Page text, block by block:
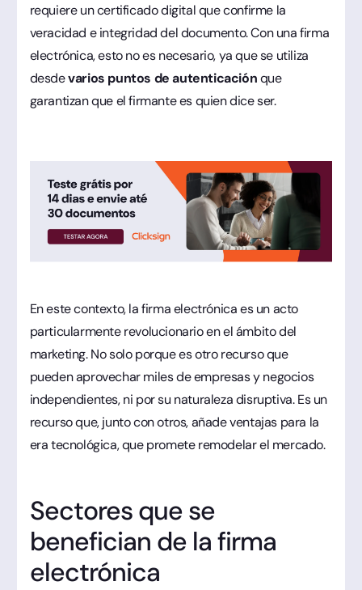
requiere un certificado digital que confirme la
veracidad e integridad del documento. Con una firma
electrónica, esto no es necesario, ya que se utiliza
desdevarios puntos de autenticaciónque
garantizan que el firmante es quien dice ser.
En este contexto, la firma electrónica es un acto
particularmente revolucionario en el ámbito del
marketing. No solo porque es otro recurso que
pueden aprovechar miles de empresas y negocios
independientes, ni por su naturaleza disruptiva. Es un
recurso que, junto con otros, añade ventajas para la
era tecnológica, que promete remodelar el mercado.
Sectores que se
benefician de la firma
electrónica